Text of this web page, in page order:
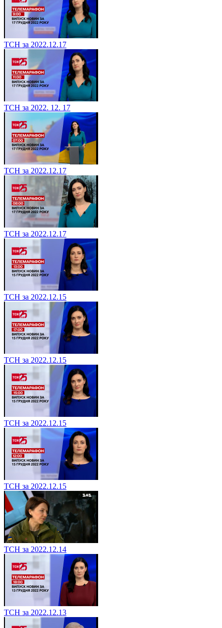
ТСН за 2022.12.17
ТСН за 2022. 12. 17
ТСН за 2022.12.17
ТСН за 2022.12.17
ТСН за 2022.12.15
ТСН за 2022.12.15
ТСН за 2022.12.15
ТСН за 2022.12.15
ТСН за 2022.12.14
ТСН за 2022.12.13